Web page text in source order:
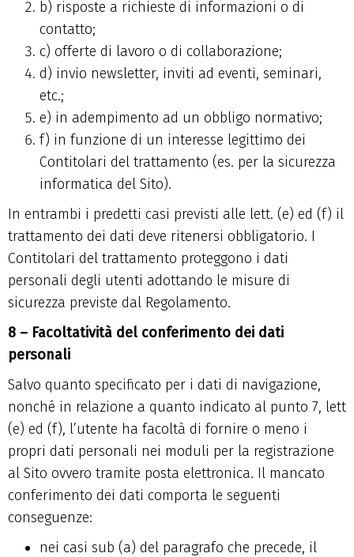
b) risposte a richieste di informazioni o di
contatto;
c) offerte di lavoro o di collaborazione;
d) invio newsletter, inviti ad eventi, seminari,
etc.;
e) in adempimento ad un obbligo normativo;
f) in funzione di un interesse legittimo dei
Contitolari del trattamento (es. per la sicurezza
informatica del Sito).
In entrambi i predetti casi previsti alle lett. (e) ed (f) il
trattamento dei dati deve ritenersi obbligatorio. I
Contitolari del trattamento proteggono i dati
personali degli utenti adottando le misure di
sicurezza previste dal Regolamento.
8 – Facoltatività del conferimento dei dati
personali
Salvo quanto specificato per i dati di navigazione,
nonché in relazione a quanto indicato al punto 7, lett
(e) ed (f), l’utente ha facoltà di fornire o meno i
propri dati personali nei moduli per la registrazione
al Sito ovvero tramite posta elettronica. Il mancato
conferimento dei dati comporta le seguenti
conseguenze:
nei casi sub (a) del paragrafo che precede, il